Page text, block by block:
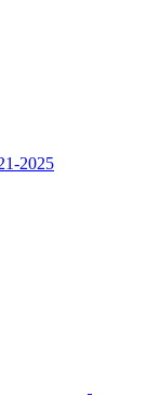
2025